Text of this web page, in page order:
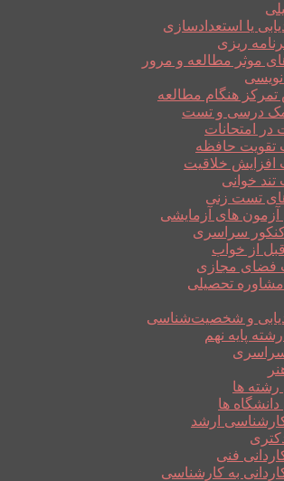
یا استعدادسازی
ریزی
موثر مطالعه و مرور
تمرکز هنگام مطالعه
درسی و تست
در امتحانات
تقویت حافظه
افزایش خلاقیت
تند خوانی
تست زنی
های آزمایشی
سراسری
از خواب
فضای مجازی
تحصیلی
و شخصیت‌شناسی
رشته پایه نهم
ها
ها
ارشد
فنی
به کارشناسی